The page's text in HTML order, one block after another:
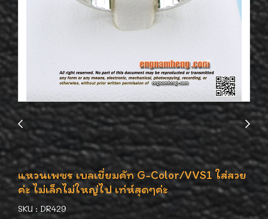
แหวนเพชร เบลเยี่ยมคัท G-Color/VVS1 ใส่สวย
ค่ะ ไม่เล็กไม่ใหญ่ไป เท่ห์สุดๆค่ะ
SKU : DR429